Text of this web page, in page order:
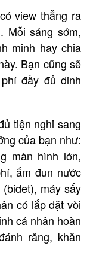
view thẳng ra
Mỗi sáng sớm,
minh hay chia
Bạn cũng sẽ
đầy đủ dinh
tiện nghi sang
của bạn như:
màn hình lớn,
ấm đun nước
máy sấy
có lắp đặt vòi
cá nhân hoàn
răng, khăn